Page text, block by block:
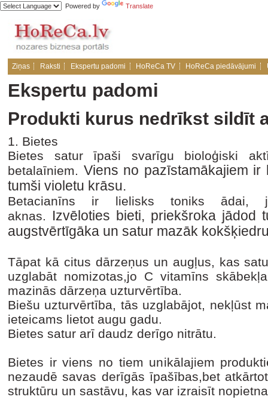
Powered by Translate
Ziņas Raksti Ekspertu padomi HoReCa TV HoReCa piedāvājumi
Ekspertu padomi
Produkti kurus nedrīkst sildīt
1. Bietes
Bietes satur īpaši svarīgu bioloģiski
betalaīniem. Viens no pazīstamākajiem
tumši violetu krāsu.
Betacianīns ir lielisks toniks ādai,
aknas. Izvēloties bieti, priekšroka jādod
augstvērtīgāka un satur mazāk
Tāpat kā citus dārzeņus un augļus, kas
uzglabāt nomizotas,jo C vitamīns
mazinās dārzeņa uzturvērtība.
Biešu uzturvērtība, tās uzglabājot, nekļūst
ieteicams lietot augu gadu.
Bietes satur arī daudz derīgo nitrātu.
Bietes ir viens no tiem unikālajiem
nezaudē savas derīgās īpašības,bet
struktūru un sastāvu, kas var izraisīt